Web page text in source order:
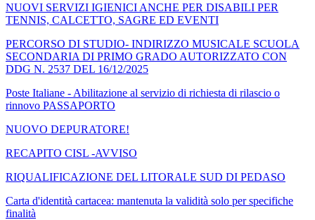
NUOVI SERVIZI IGIENICI ANCHE PER DISABILI PER
TENNIS, CALCETTO, SAGRE ED EVENTI
PERCORSO DI STUDIO- INDIRIZZO MUSICALE SCUOLA
SECONDARIA DI PRIMO GRADO AUTORIZZATO CON
DDG N. 2537 DEL 16/12/2025
Poste Italiane - Abilitazione al servizio di richiesta di rilascio o
rinnovo PASSAPORTO
NUOVO DEPURATORE!
RECAPITO CISL -AVVISO
RIQUALIFICAZIONE DEL LITORALE SUD DI PEDASO
Carta d'identità cartacea: mantenuta la validità solo per specifiche
finalità